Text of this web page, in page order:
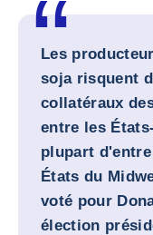
Les
soja risquent
collatéraux
entre les
plupart
États du
voté pour
élection